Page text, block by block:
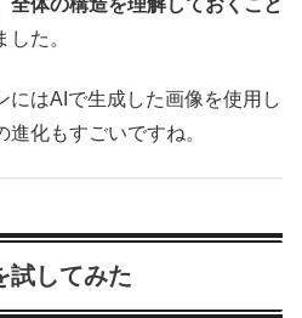
た。
にはAIで生成した画像を使用し
化もすごいですね。
してみた